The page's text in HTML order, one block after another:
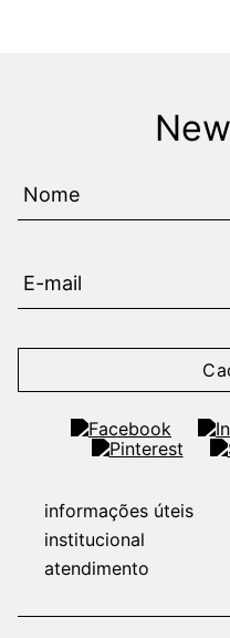
informações úteis
institucional
atendimento